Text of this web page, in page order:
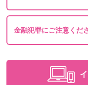
金融犯罪にご注意くだ